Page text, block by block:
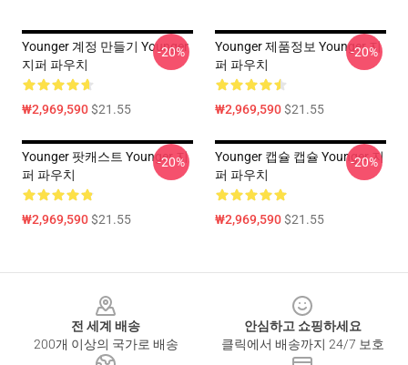
Younger 계정 만들기 Younger
지퍼 파우치
₩2,969,590$21.55
-20%
Younger 제품정보 Younger 지
퍼 파우치
₩2,969,590$21.55
-20%
Younger 팟캐스트 Younger 지
퍼 파우치
₩2,969,590$21.55
-20%
Younger 캡슐 캡슐 Younger 지
퍼 파우치
₩2,969,590$21.55
-20%
전 세계 배송
200개 이상의 국가로 배송
안심하고 쇼핑하세요
클릭에서 배송까지 24/7 보호